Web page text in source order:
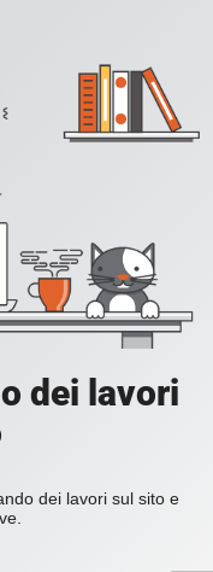
dei lavori
dei lavori sul sito e